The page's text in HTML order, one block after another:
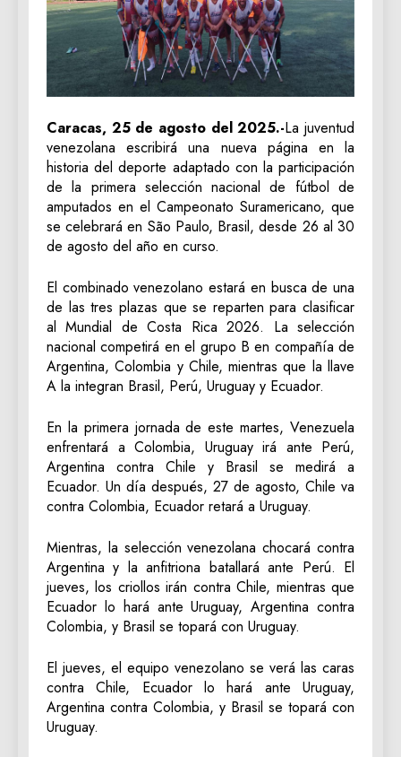
Caracas, 25 de agosto del 2025.-La juventud
venezolana escribirá una nueva página en la
historia del deporte adaptado con la participación
de la primera selección nacional de fútbol de
amputados en el Campeonato Suramericano, que
se celebrará en São Paulo, Brasil, desde 26 al 30
de agosto del año en curso.
El combinado venezolano estará en busca de una
de las tres plazas que se reparten para clasificar
al Mundial de Costa Rica 2026. La selección
nacional competirá en el grupo B en compañía de
Argentina, Colombia y Chile, mientras que la llave
A la integran Brasil, Perú, Uruguay y Ecuador.
En la primera jornada de este martes, Venezuela
enfrentará a Colombia, Uruguay irá ante Perú,
Argentina contra Chile y Brasil se medirá a
Ecuador. Un día después, 27 de agosto, Chile va
contra Colombia, Ecuador retará a Uruguay.
Mientras, la selección venezolana chocará contra
Argentina y la anfitriona batallará ante Perú. El
jueves, los criollos irán contra Chile, mientras que
Ecuador lo hará ante Uruguay, Argentina contra
Colombia, y Brasil se topará con Uruguay.
El jueves, el equipo venezolano se verá las caras
contra Chile, Ecuador lo hará ante Uruguay,
Argentina contra Colombia, y Brasil se topará con
Uruguay.